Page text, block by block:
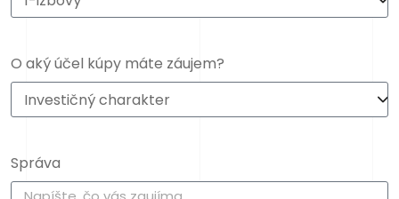
O aký účel kúpy máte záujem?
Správa